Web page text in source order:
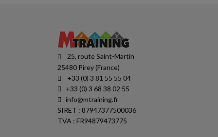
25, route Saint-Martin
25480 Pirey (France)
+33 (0) 3 81 55 55 04
+33 (0) 3 68 38 02 55
info@mtraining.fr
SIRET : 87947377500036
TVA : FR94879473775